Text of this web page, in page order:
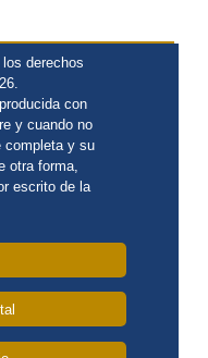
derechos
con
y cuando no
completa y su
otra forma,
escrito de la